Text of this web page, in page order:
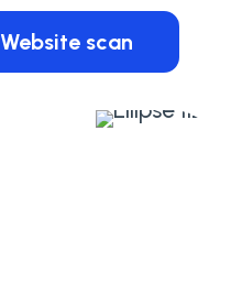
Website scan